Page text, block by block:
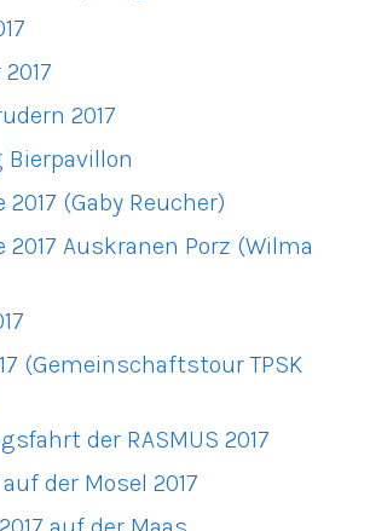
2017
Bierpavillon
2017 (Gaby Reucher)
2017 Auskranen Porz (Wilma
(Gemeinschaftstour TPSK
der RASMUS 2017
der Mosel 2017